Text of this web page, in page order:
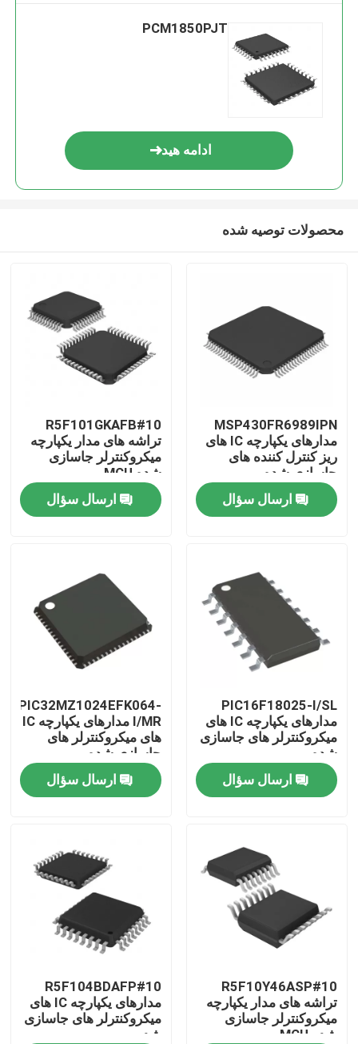
صفحه اصلی
محصولات
درباره ما
تور کارخانه
با ما تماس بگیرید
درخواست نقل قول
تراشه های مدار مجتمع
تراشه آی سی حافظه فلش
PCM1850PJT
ادامه هید
محصولات توصیه شده
MSP430FR6989IPN
مدارهای یکپارچه IC های
ریز کنترل کننده های
جاسازی شده
ارسال سؤال
R5F101GKAFB#10
تراشه های مدار یکپارچه
میکروکنترلر جاسازی
شده MCU
ارسال سؤال
PIC16F18025-I/SL
مدارهای یکپارچه IC های
میکروکنترلر های جاسازی
شده
ارسال سؤال
PIC32MZ1024EFK064-
I/MR مدارهای یکپارچه IC
های میکروکنترلر های
جاسازی شده
ارسال سؤال
R5F10Y46ASP#10
تراشه های مدار یکپارچه
میکروکنترلر جاسازی
شده MCU
R5F104BDAFP#10
مدارهای یکپارچه IC های
میکروکنترلر های جاسازی
شده